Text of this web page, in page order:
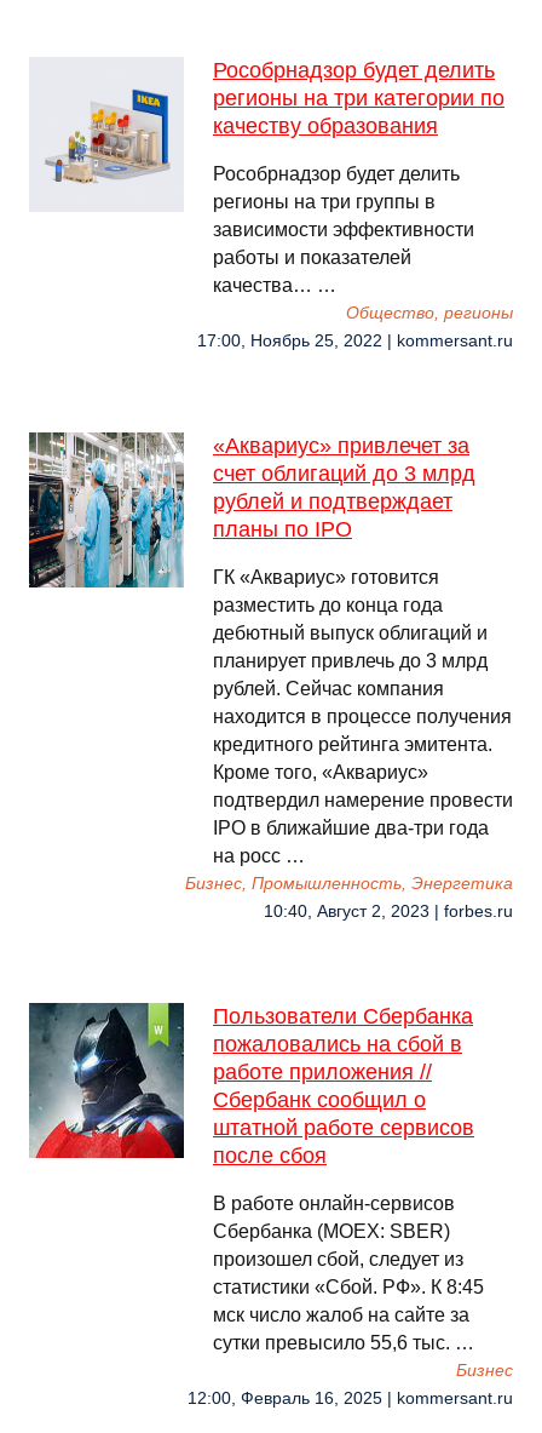
Рособрнадзор будет делить
регионы на три категории по
качеству образования
Рособрнадзор будет делить
регионы на три группы в
зависимости эффективности
работы и показателей
качества… …
Общество, регионы
17:00, Ноябрь 25, 2022 | kommersant.ru
«Аквариус» привлечет за
счет облигаций до 3 млрд
рублей и подтверждает
планы по IPO
ГК «Аквариус» готовится
разместить до конца года
дебютный выпуск облигаций и
планирует привлечь до 3 млрд
рублей. Сейчас компания
находится в процессе получения
кредитного рейтинга эмитента.
Кроме того, «Аквариус»
подтвердил намерение провести
IPO в ближайшие два-три года
на росс …
Бизнес, Промышленность, Энергетика
10:40, Август 2, 2023 | forbes.ru
Пользователи Сбербанка
пожаловались на сбой в
работе приложения //
Сбербанк сообщил о
штатной работе сервисов
после сбоя
В работе онлайн-сервисов
Сбербанка (MOEX: SBER)
произошел сбой, следует из
статистики «Сбой. РФ». К 8:45
мск число жалоб на сайте за
сутки превысило 55,6 тыс. …
Бизнес
12:00, Февраль 16, 2025 | kommersant.ru